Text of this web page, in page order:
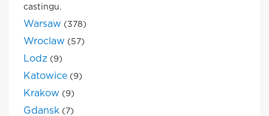
castingu.
Warsaw (378)
Wroclaw (57)
Lodz (9)
Katowice (9)
Krakow (9)
Gdansk (7)